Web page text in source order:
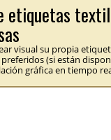
etiquetas
visual su propia
(si están
gráfica en tiempo